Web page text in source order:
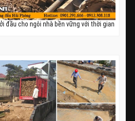
đầu cho ngôi nhà bền vững với thời gian